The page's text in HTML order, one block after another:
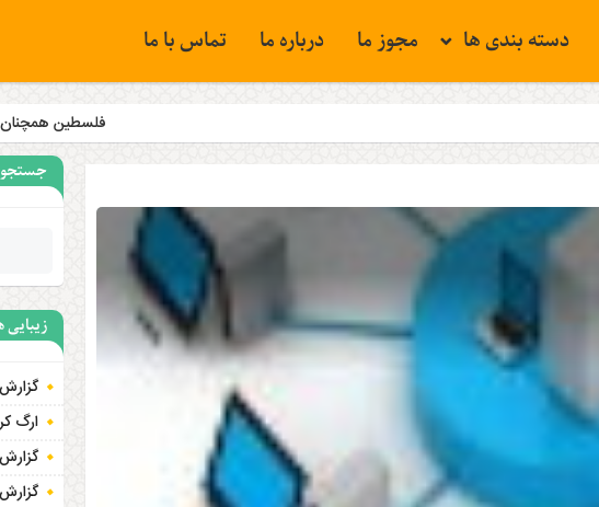
دسته بندی ها مجوز ما درباره ما تماس با ما
فلسطین همچنان مسئله نخست جهان
جستجو
زیبایی
ارگ